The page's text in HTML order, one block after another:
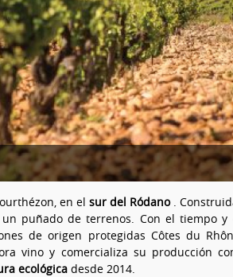
en el sur del Ródano.
puñado de terrenos. Con el tiempo y
de origen protegidas Côtes du
vino y comercializa su producción
ecológica desde 2014.